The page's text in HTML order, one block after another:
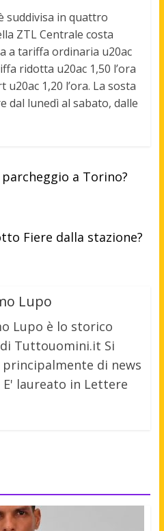
suddivisa in quattro
ZTL Centrale costa
a tariffa ordinaria u20ac
ridotta u20ac 1,50 l’ora
1,20 l’ora. La sosta
dal lunedì al sabato, dalle
a Torino?
Fiere dalla stazione?
Lupo
Lupo è lo storico
Tuttouomini.it Si
principalmente di news
laureato in Lettere